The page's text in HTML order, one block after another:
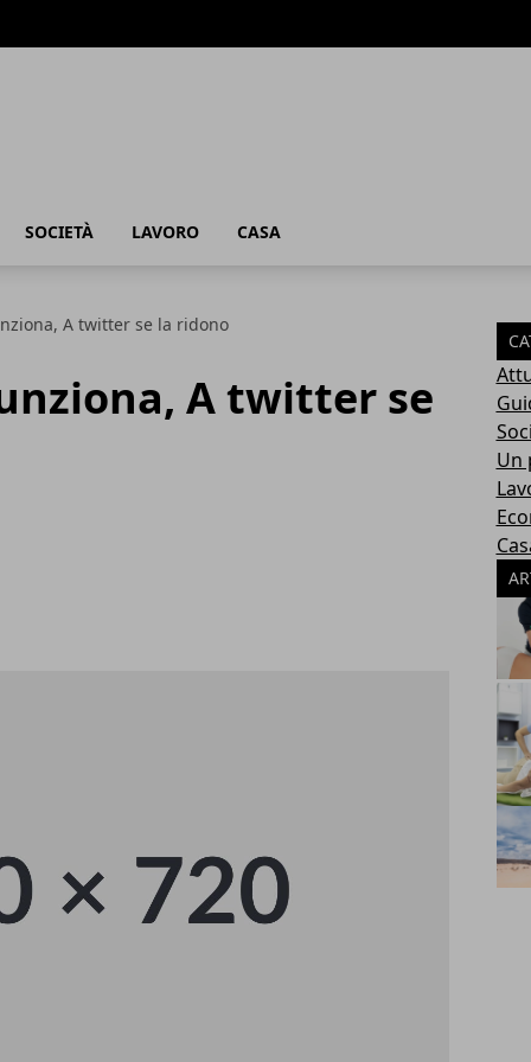
SOCIETÀ LAVORO CASA
A twitter se la ridono
A twitter se
Un